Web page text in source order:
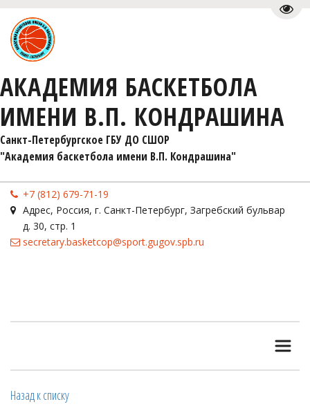
АКАДЕМИЯ БАСКЕТБОЛА
ИМЕНИ В.П. КОНДРАШИНА
Санкт-Петербургское ГБУ ДО СШОР
"Академия баскетбола имени В.П. Кондрашина"
+7 (812) 679-71-19
Адрес, Россия, г. Санкт-Петербург, Загребский бульвар
д. 30, стр. 1
secretary.basketcop@sport.gugov.spb.ru
Назад к списку